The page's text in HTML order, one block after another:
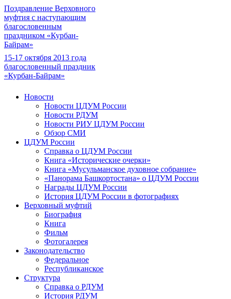
Поздравление Верховного
муфтия с наступающим
благословенным
праздником «Курбан-
Байрам»
15-17 октября 2013 года
благословенный праздник
«Курбан-Байрам»
Новости
Новости ЦДУМ России
Новости РДУМ
Новости РИУ ЦДУМ России
Обзор СМИ
ЦДУМ России
Справка о ЦДУМ России
Книга «Исторические очерки»
Книга «Мусульманское духовное собрание»
«Панорама Башкортостана» о ЦДУМ России
Награды ЦДУМ России
История ЦДУМ России в фотографиях
Верховный муфтий
Биография
Книга
Фильм
Фотогалерея
Законодательство
Федеральное
Республиканское
Структура
Справка о РДУМ
История РДУМ